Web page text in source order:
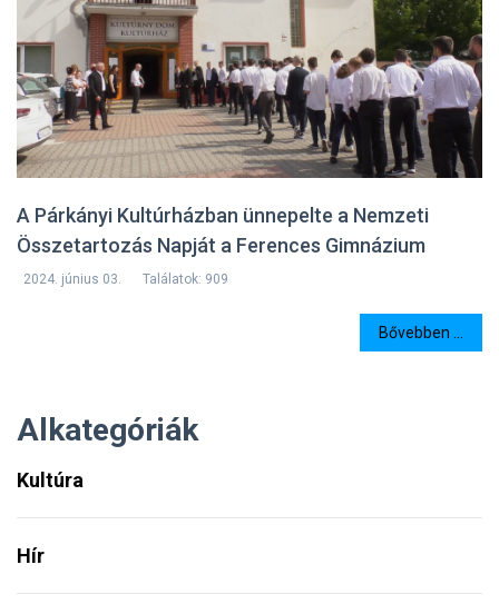
A Párkányi Kultúrházban ünnepelte a Nemzeti
Összetartozás Napját a Ferences Gimnázium
2024. június 03. Találatok: 909
Bővebben ...
Alkategóriák
Kultúra
Hír